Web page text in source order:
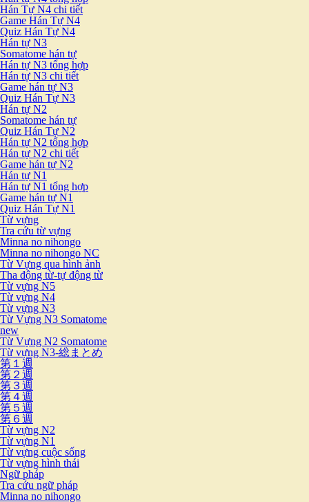
Hán Tự N4 chi tiết
Game Hán Tự N4
Quiz Hán Tự N4
Hán tự N3
Somatome hán tự
Hán tự N3 tổng hợp
Hán tự N3 chi tiết
Game hán tự N3
Quiz Hán Tự N3
Hán tự N2
Somatome hán tự
Quiz Hán Tự N2
Hán tự N2 tổng hợp
Hán tự N2 chi tiết
Game hán tự N2
Hán tự N1
Hán tự N1 tổng hợp
Game hán tự N1
Quiz Hán Tự N1
Từ vựng
Tra cứu từ vựng
Minna no nihongo
Minna no nihongo NC
Từ Vựng qua hình ảnh
Tha động từ-tự động từ
Từ vựng N5
Từ vựng N4
Từ vựng N3
Từ Vựng N3 Somatome
new
Từ Vựng N2 Somatome
Từ vựng N3-総まとめ
第１週
第２週
第３週
第４週
第５週
第６週
Từ vựng N2
Từ vựng N1
Từ vựng cuộc sống
Từ vựng hình thái
Ngữ pháp
Tra cứu ngữ pháp
Minna no nihongo